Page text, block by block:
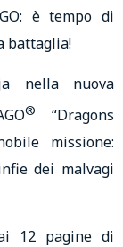
è tempo di
battaglia!
nella nuova
®
“Dragons
missione:
dei malvagi
12 pagine di